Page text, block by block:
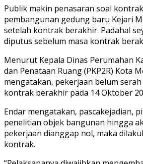
Publik makin penasaran soal
pembangunan gedung baru Kejari
setelah kontrak berakhir. Padahal
diputus sebelum masa kontrak
Menurut Kepala Dinas Perumahan
dan Penataan Ruang (PKP2R) Kota
mengatakan, pekerjaan belum serah
kontrak berakhir pada 14 Oktober
Endar mengatakan, pascakejadian,
penelitian objek bangunan hingga
pekerjaan dianggap nol, maka
kontrak.